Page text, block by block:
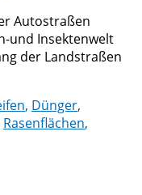
Autostraßen
und Insektenwelt
der Landstraßen
, Dünger,
Rasenflächen,